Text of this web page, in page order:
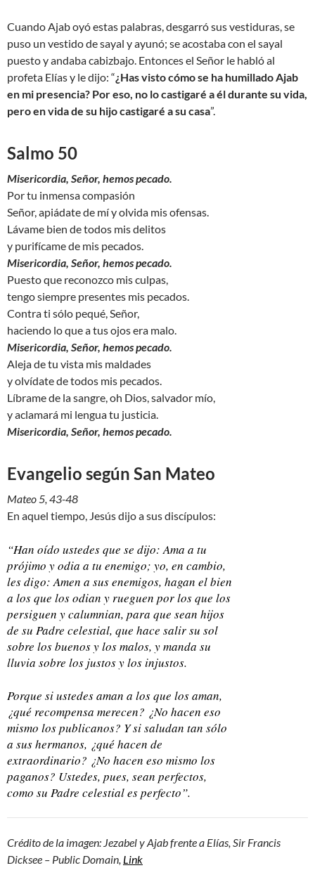
Cuando Ajab oyó estas palabras, desgarró sus vestiduras, se
puso un vestido de sayal y ayunó; se acostaba con el sayal
puesto y andaba cabizbajo. Entonces el Señor le habló al
profeta Elías y le dijo: “¿Has visto cómo se ha humillado Ajab
en mi presencia? Por eso, no lo castigaré a él durante su vida,
pero en vida de su hijo castigaré a su casa”.
Salmo 50
Misericordia, Señor, hemos pecado.
Por tu inmensa compasión
Señor, apiádate de mí y olvida mis ofensas.
Lávame bien de todos mis delitos
y purifícame de mis pecados.
Misericordia, Señor, hemos pecado.
Puesto que reconozco mis culpas,
tengo siempre presentes mis pecados.
Contra ti sólo pequé, Señor,
haciendo lo que a tus ojos era malo.
Misericordia, Señor, hemos pecado.
Aleja de tu vista mis maldades
y olvídate de todos mis pecados.
Líbrame de la sangre, oh Dios, salvador mío,
y aclamará mi lengua tu justicia.
Misericordia, Señor, hemos pecado.
Evangelio según San Mateo
Mateo 5, 43-48
En aquel tiempo, Jesús dijo a sus discípulos:
“Han oído ustedes que se dijo: Ama a tu
prójimo y odia a tu enemigo; yo, en cambio,
les digo: Amen a sus enemigos, hagan el bien
a los que los odian y rueguen por los que los
persiguen y calumnian, para que sean hijos
de su Padre celestial, que hace salir su sol
sobre los buenos y los malos, y manda su
lluvia sobre los justos y los injustos.
Porque si ustedes aman a los que los aman,
¿qué recompensa merecen? ¿No hacen eso
mismo los publicanos? Y si saludan tan sólo
a sus hermanos, ¿qué hacen de
extraordinario? ¿No hacen eso mismo los
paganos? Ustedes, pues, sean perfectos,
como su Padre celestial es perfecto”.
Crédito de la imagen: Jezabel y Ajab frente a Elías, Sir Francis
Dicksee – Public Domain, Link